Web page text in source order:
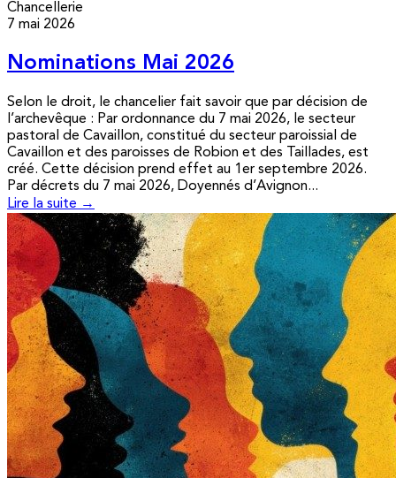
Chancellerie
7 mai 2026
Nominations Mai 2026
Selon le droit, le chancelier fait savoir que par décision de
l’archevêque : Par ordonnance du 7 mai 2026, le secteur
pastoral de Cavaillon, constitué du secteur paroissial de
Cavaillon et des paroisses de Robion et des Taillades, est
créé. Cette décision prend effet au 1er septembre 2026.
Par décrets du 7 mai 2026, Doyennés d’Avignon...
Lire la suite →